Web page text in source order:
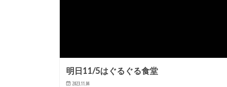
明日11/5はぐるぐる食堂
2023.11.04